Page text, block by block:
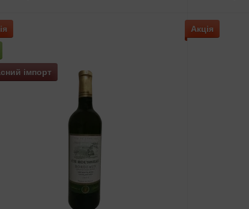
імпорт
Акція